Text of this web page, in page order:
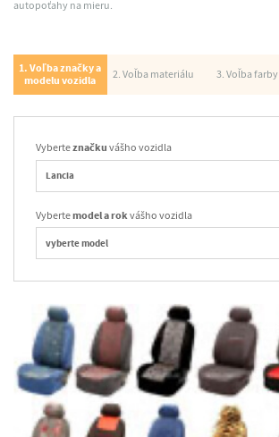
autopoťahy na mieru.
1. Voľba značky a
modelu vozidla
2. Voľba materiálu 3. Voľba farby
Vyberteznačkuvášho vozidla
Vybertemodel a rokvášho vozidla